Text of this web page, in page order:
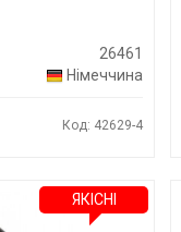
26461
Німеччина
Код: 42629-4
ЯКІСНІ